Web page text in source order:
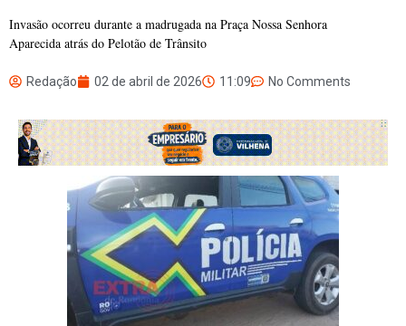
Invasão ocorreu durante a madrugada na Praça Nossa Senhora
Aparecida atrás do Pelotão de Trânsito
Redação 02 de abril de 2026 11:09 No Comments